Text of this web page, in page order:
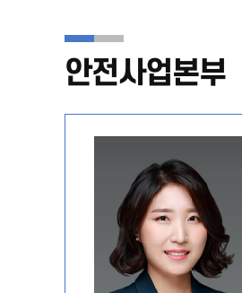
안전사업본부